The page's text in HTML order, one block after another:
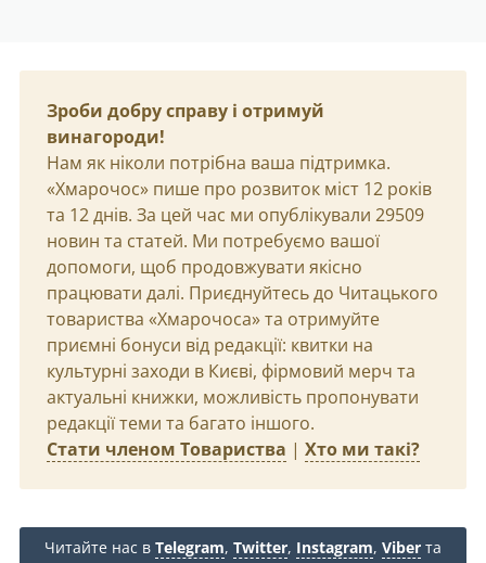
Зроби добру справу і отримуй
винагороди!
Нам як ніколи потрібна ваша підтримка.
«Хмарочос» пише про розвиток міст 12 років
та 12 днів. За цей час ми опублікували 29509
новин та статей. Ми потребуємо вашої
допомоги, щоб продовжувати якісно
працювати далі. Приєднуйтесь до Читацького
товариства «Хмарочоса» та отримуйте
приємні бонуси від редакції: квитки на
культурні заходи в Києві, фірмовий мерч та
актуальні книжки, можливість пропонувати
редакції теми та багато іншого.
Стати членом Товариства | Хто ми такі?
Читайте нас в Telegram, Twitter, Instagram, Viber та